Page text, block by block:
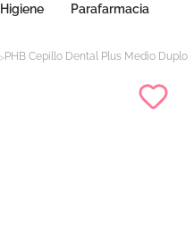
Higiene Parafarmacia
PHB Cepillo Dental Plus Medio Duplo